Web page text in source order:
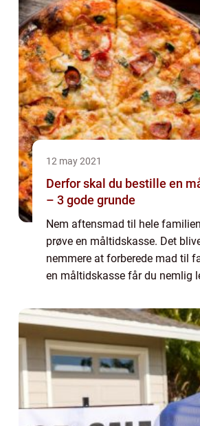
12 may 2021
Derfor skal du bestille en
– 3 gode grunde
Nem aftensmad til hele
prøve en måltidskasse. Det
nemmere at forberede mad til
en måltidskasse får du nemlig
alle de ingredienser, du skal br...